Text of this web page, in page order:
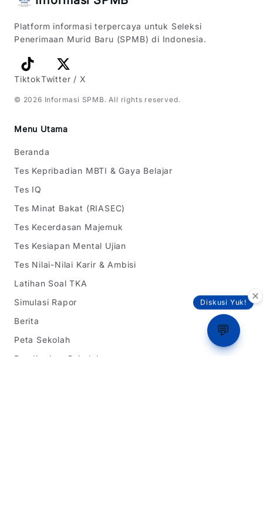
Diskusi Yuk!
💬
Platform informasi terpercaya untuk Seleksi
Penerimaan Murid Baru (SPMB) di Indonesia.
TiktokTwitter / X
© 2026 Informasi SPMB . All rights reserved.
Menu Utama
Beranda
Tes Kepribadian MBTI & Gaya Belajar
Tes IQ
Tes Minat Bakat (RIASEC)
Tes Kecerdasan Majemuk
Tes Kesiapan Mental Ujian
Tes Nilai-Nilai Karir & Ambisi
Latihan Soal TKA
Simulasi Rapor
Berita
Peta Sekolah
Bandingkan Sekolah